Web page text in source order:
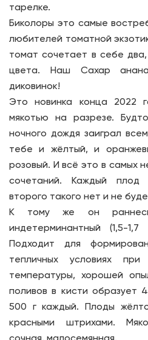
тарелке.
Биколоры это самые
любителей томатной
томат сочетает в себе
цвета. Наш Сахар
диковинок!
Это новинка конца 2022
мякотью на разрезе.
ночного дождя заиграл
тебе и жёлтый, и
розовый. И всё это в самых
сочетаний. Каждый плод
второго такого нет и не
К тому же он
индетерминантный (1,5-
Подходит для
тепличных условиях при
температуры, хорошей
поливов в кисти образует
500 г каждый. Плоды
красными штрихами.